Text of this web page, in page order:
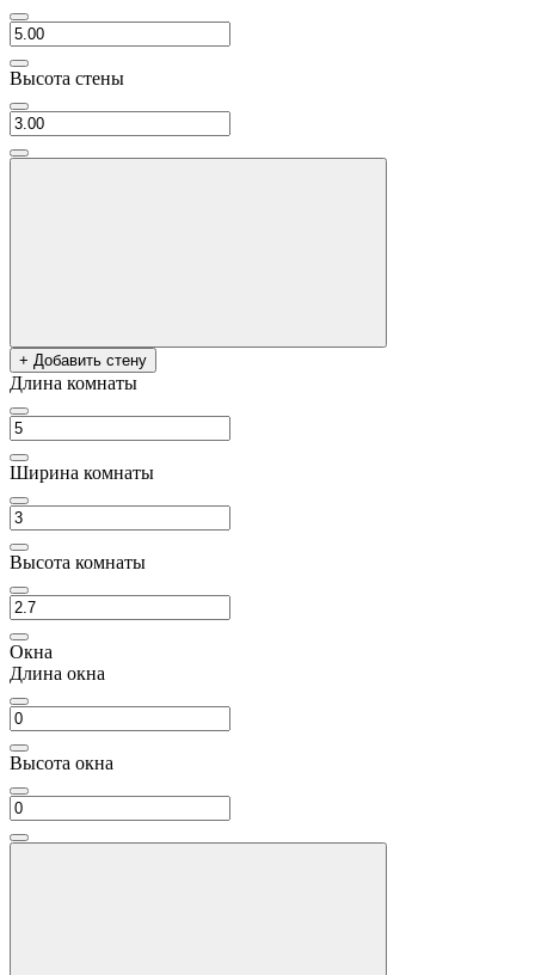
Высота стены
+ Добавить стену
Длина комнаты
Ширина комнаты
Высота комнаты
Окна
Длина окна
Высота окна